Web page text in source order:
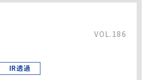
VOL.186
IR透過